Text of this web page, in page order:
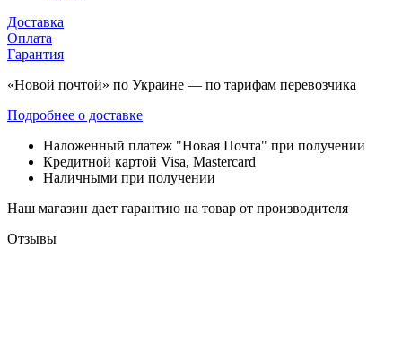
Доставка
Оплата
Гарантия
«Новой почтой» по Украине — по тарифам перевозчика
Подробнее о доставке
Наложенный платеж "Новая Почта" при получении
Кредитной картой Visa, Mastercard
Наличными при получении
Наш магазин дает гарантию на товар от производителя
Отзывы